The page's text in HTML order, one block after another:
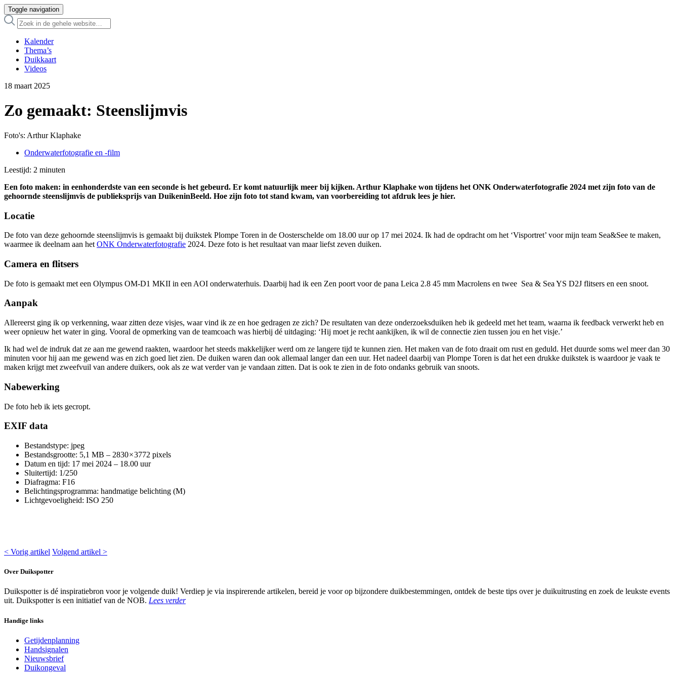
Toggle navigation
Kalender
Thema’s
Duikkaart
Videos
18 maart 2025
Zo gemaakt: Steenslijmvis
Foto's: Arthur Klaphake
Onderwaterfotografie en -film
Leestijd: 2 minuten
Een foto maken: in eenhonderdste van een seconde is het gebeurd. Er komt natuurlijk meer bij kijken. Arthur Klaphake won tijdens het ONK Onderwaterfotografie 2024 met zijn foto van de
gehoornde steenslijmvis de publieksprijs van DuikeninBeeld. Hoe zijn foto tot stand kwam, van voorbereiding tot afdruk lees je hier.
Locatie
De foto van deze gehoornde steenslijmvis is gemaakt bij duikstek Plompe Toren in de Oosterschelde om 18.00 uur op 17 mei 2024. Ik had de opdracht om het ‘Visportret’ voor mijn team Sea&See te maken,
waarmee ik deelnam aan het ONK Onderwaterfotografie 2024. Deze foto is het resultaat van maar liefst zeven duiken.
Camera en flitsers
De foto is gemaakt met een Olympus OM-D1 MKII in een AOI onderwaterhuis. Daarbij had ik een Zen poort voor de pana Leica 2.8 45 mm Macrolens en twee Sea & Sea YS D2J flitsers en een snoot.
Aanpak
Allereerst ging ik op verkenning, waar zitten deze visjes, waar vind ik ze en hoe gedragen ze zich? De resultaten van deze onderzoeksduiken heb ik gedeeld met het team, waarna ik feedback verwerkt heb en
weer opnieuw het water in ging. Vooral de opmerking van de teamcoach was hierbij dé uitdaging: ‘Hij moet je recht aankijken, ik wil de connectie zien tussen jou en het visje.’
Ik had wel de indruk dat ze aan me gewend raakten, waardoor het steeds makkelijker werd om ze langere tijd te kunnen zien. Het maken van de foto draait om rust en geduld. Het duurde soms wel meer dan 30
minuten voor hij aan me gewend was en zich goed liet zien. De duiken waren dan ook allemaal langer dan een uur. Het nadeel daarbij van Plompe Toren is dat het een drukke duikstek is waardoor je vaak te
maken krijgt met zweefvuil van andere duikers, ook als ze wat verder van je vandaan zitten. Dat is ook te zien in de foto ondanks gebruik van snoots.
Nabewerking
De foto heb ik iets gecropt.
EXIF data
Bestandstype: jpeg
Bestandsgrootte: 5,1 MB – 2830 × 3772 pixels
Datum en tijd: 17 mei 2024 – 18.00 uur
Sluitertijd: 1/250
Diafragma: F16
Belichtingsprogramma: handmatige belichting (M)
Lichtgevoeligheid: ISO 250
< Vorig artikel Volgend artikel >
Over Duikspotter
Duikspotter is dé inspiratiebron voor je volgende duik! Verdiep je via inspirerende artikelen, bereid je voor op bijzondere duikbestemmingen, ontdek de beste tips over je duikuitrusting en zoek de leukste events
uit. Duikspotter is een initiatief van de NOB. Lees verder
Handige links
Getijdenplanning
Handsignalen
Nieuwsbrief
Duikongeval